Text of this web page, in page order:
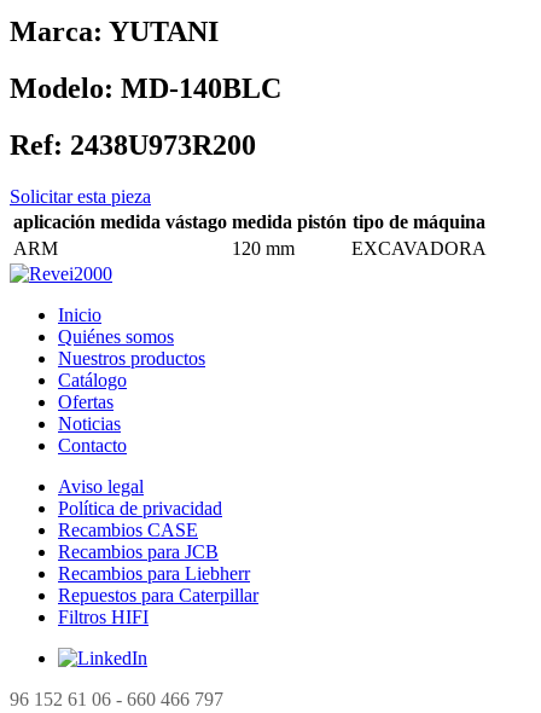
Marca: YUTANI
Modelo: MD-140BLC
Ref: 2438U973R200
Solicitar esta pieza
aplicación medida vástago medida pistón tipo de máquina
ARM
120 mm EXCAVADORA
Inicio
Quiénes somos
Nuestros productos
Catálogo
Ofertas
Noticias
Contacto
Aviso legal
Política de privacidad
Recambios CASE
Recambios para JCB
Recambios para Liebherr
Repuestos para Caterpillar
Filtros HIFI
96 152 61 06 - 660 466 797